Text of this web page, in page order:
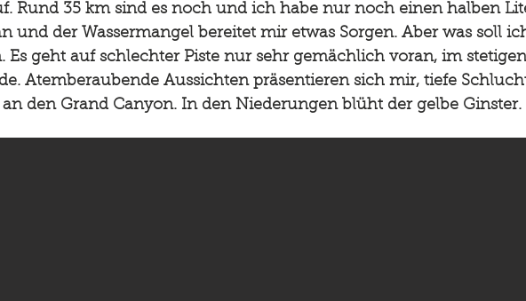
Rund 35 km sind es noch und ich habe nur noch einen halben
und der Wassermangel bereitet mir etwas Sorgen. Aber was soll
Es geht auf schlechter Piste nur sehr gemächlich voran, im
Atemberaubende Aussichten präsentieren sich mir, tiefe
den Grand Canyon. In den Niederungen blüht der gelbe Ginster.